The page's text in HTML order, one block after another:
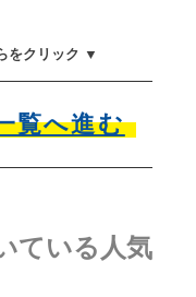
をクリック ▼
覧へ進む
ている人気